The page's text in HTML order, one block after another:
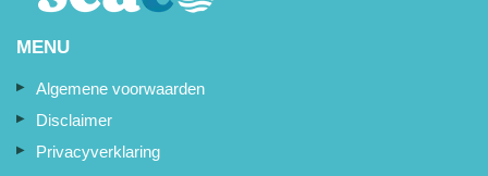
MENU
Algemene voorwaarden
Disclaimer
Privacyverklaring